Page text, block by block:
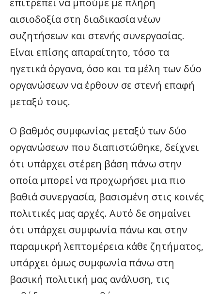
αισιοδοξία στη διαδικασία νέων
συζητήσεων και στενής συνεργασίας.
Είναι επίσης απαραίτητο, τόσο τα
ηγετικά όργανα, όσο και τα μέλη των δύο
οργανώσεων να έρθουν σε στενή επαφή
μεταξύ τους.
Ο βαθμός συμφωνίας μεταξύ των δύο
οργανώσεων που διαπιστώθηκε, δείχνει
ότι υπάρχει στέρεη βάση πάνω στην
οποία μπορεί να προχωρήσει μια πιο
βαθιά συνεργασία, βασισμένη στις κοινές
πολιτικές μας αρχές. Αυτό δε σημαίνει
ότι υπάρχει συμφωνία πάνω και στην
παραμικρή λεπτομέρεια κάθε ζητήματος,
υπάρχει όμως συμφωνία πάνω στη
βασική πολιτική μας ανάλυση, τις